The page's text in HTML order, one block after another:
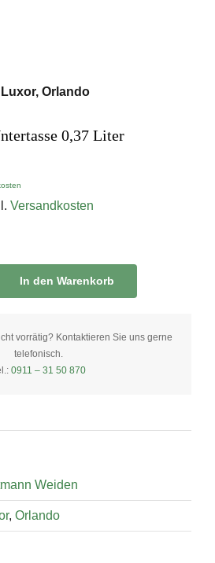
Orlando
0,37 Liter
Versandkosten
In den Warenkorb
vorrätig? Kontaktieren Sie uns gerne
telefonisch.
0911 – 31 50 870
Weiden
, Orlando